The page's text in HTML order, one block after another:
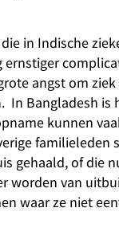
in Indische
angst om
In Bangladesh
kunnen
familieleden
gehaald, of die
worden van
waar ze niet